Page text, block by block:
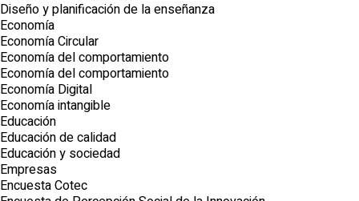
Diseño y planificación de la enseñanza
Economía
Economía Circular
Economía del comportamiento
Economía del comportamiento
Economía Digital
Economía intangible
Educación
Educación de calidad
Educación y sociedad
Empresas
Encuesta Cotec